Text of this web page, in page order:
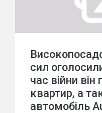
сил
час війни
квартир, а
автомобіль